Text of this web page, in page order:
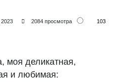
2023 2084 просмотра 103
моя деликатная,
и любимая: